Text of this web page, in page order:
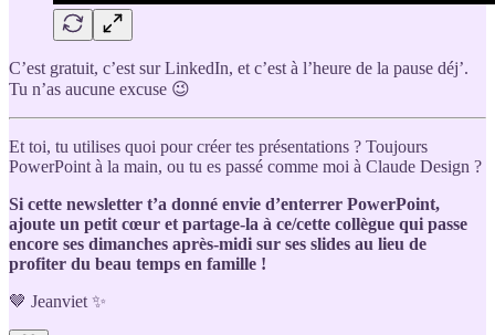
C’est gratuit, c’est sur LinkedIn, et c’est à l’heure de la pause déj’.
Tu n’as aucune excuse 😉
Et toi, tu utilises quoi pour créer tes présentations ? Toujours
PowerPoint à la main, ou tu es passé comme moi à Claude Design ?
Si cette newsletter t’a donné envie d’enterrer PowerPoint,
ajoute un petit cœur et partage-la à ce/cette collègue qui passe
encore ses dimanches après-midi sur ses slides au lieu de
profiter du beau temps en famille !
🤎 Jeanviet ✨